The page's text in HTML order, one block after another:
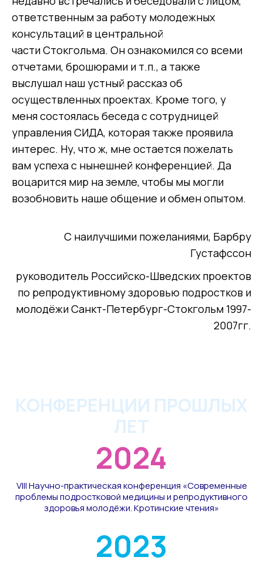
2024
VIII Научно-практическая конференция «Современные
проблемы подростковой медицины и репродуктивного
здоровья молодёжи. Кротинские чтения»
2023
КОНФЕРЕНЦИИ ПРОШЛЫХ
ЛЕТ
ответственным за работу молодежных
консультаций в центральной
части Стокгольма. Он ознакомился со всеми
отчетами, брошюрами и т.п., а также
выслушал наш устный рассказ об
осуществленных проектах. Кроме того, у
меня состоялась беседа с сотрудницей
управления СИДА, которая также проявила
интерес. Ну, что ж, мне остается пожелать
вам успеха с нынешней конференцией. Да
воцарится мир на земле, чтобы мы могли
возобновить наше общение и обмен опытом.
С наилучшими пожеланиями, Барбру
Густафссон
руководитель Российско-Шведских проектов
по репродуктивному здоровью подростков и
молодёжи Санкт-Петербург-Стокгольм 1997-
2007гг.